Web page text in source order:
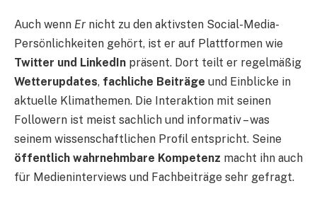
Auch wenn Er nicht zu den aktivsten Social-Media-
Persönlichkeiten gehört, ist er auf Plattformen wie
Twitter und LinkedIn präsent. Dort teilt er regelmäßig
Wetterupdates, fachliche Beiträge und Einblicke in
aktuelle Klimathemen. Die Interaktion mit seinen
Followern ist meist sachlich und informativ – was
seinem wissenschaftlichen Profil entspricht. Seine
öffentlich wahrnehmbare Kompetenz macht ihn auch
für Medieninterviews und Fachbeiträge sehr gefragt.